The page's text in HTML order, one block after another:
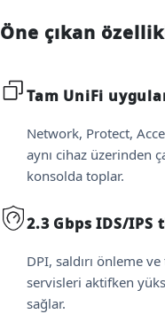
Öne çıkan
Tam UniFi
Network, Protect,
aynı cihaz üzerinden
konsolda toplar.
2.3 Gbps IDS/
DPI, saldırı önleme
servisleri aktifken
sağlar.